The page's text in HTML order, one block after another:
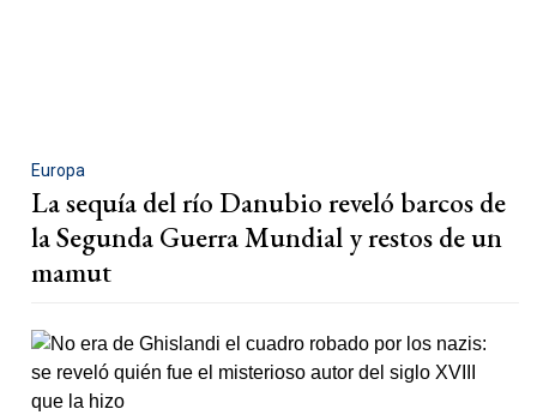
Europa
La sequía del río Danubio reveló barcos de
la Segunda Guerra Mundial y restos de un
mamut